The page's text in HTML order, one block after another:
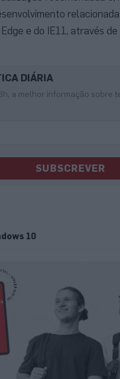
e do IE11, através
DIÁRIA
a melhor informação sobre
SUBSCREVER
10